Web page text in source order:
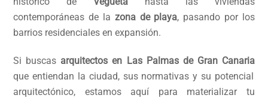
contemporáneas de la zona de playa, pasando por los
barrios residenciales en expansión.
Si buscas arquitectos en Las Palmas de Gran Canaria
que entiendan la ciudad, sus normativas y su potencial
arquitectónico, estamos aquí para materializar tu